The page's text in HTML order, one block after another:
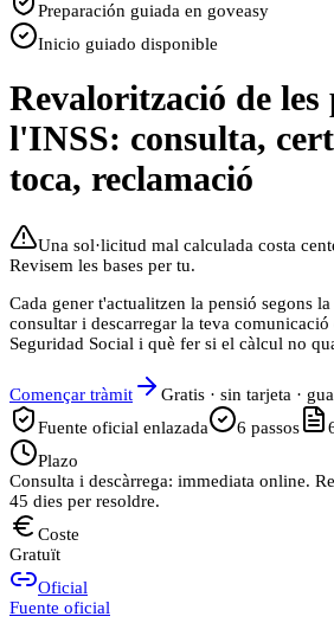
Preparación guiada en goveasy
Inicio guiado disponible
Revalorització de les
l'INSS: consulta,
toca, reclamació
Una sol·licitud mal calculada costa
Revisem les bases per tu.
Cada gener t'actualitzen la pensió segons
consultar i descarregar la teva
Seguridad Social i què fer si el càlcul no
Començar tràmit
Gratis · sin tarjeta ·
Fuente oficial enlazada
6 passos
Plazo
Consulta i descàrrega: immediata online.
45 dies per resoldre.
Coste
Gratuït
Oficial
Fuente oficial